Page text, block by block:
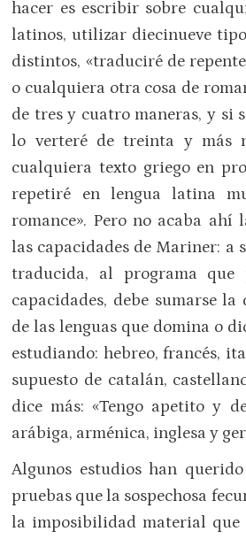
hacer es escribir sobre
latinos, utilizar diecinueve
distintos, «traduciré de
o cualquiera otra cosa de
de tres y cuatro maneras, y si
lo verteré de treinta y más
cualquiera texto griego en
repetiré en lengua latina
romance». Pero no acaba ahí
las capacidades de Mariner: a
traducida, al programa que
capacidades, debe sumarse la
de las lenguas que domina o
estudiando: hebreo, francés,
supuesto de catalán,
dice más: «Tengo apetito y
arábiga, arménica, inglesa y
Algunos estudios han
pruebas que la sospechosa
la imposibilidad material que